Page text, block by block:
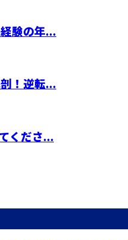
験の年...
！逆転...
くださ...